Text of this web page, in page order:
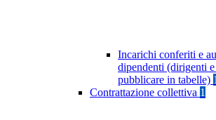
Incarichi conferiti e
dipendenti (dirigenti
pubblicare in tabelle)
Contrattazione collettiva 1